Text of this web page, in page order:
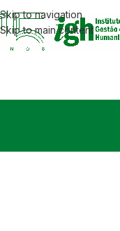
Skip to navigation
Skip to main content